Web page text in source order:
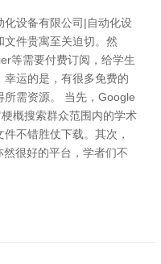
化设备有限公司|自动化设
件贵寓至关迫切。然
等需要付费订阅，给学生
运的是，有很多免费的
需资源。 当先，Google
概搜索群众范围内的学术
不错胜仗下载。其次，
很好的平台，学者们不